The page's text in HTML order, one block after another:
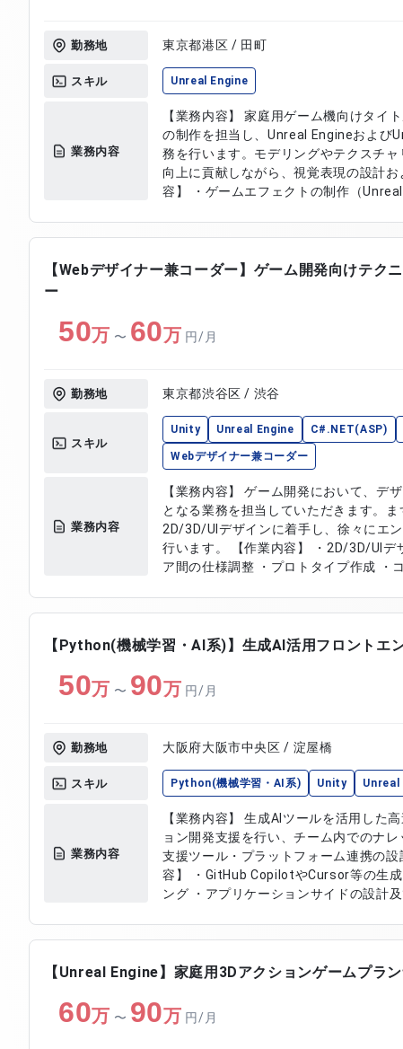
勤務地 東京都港区 / 田町
スキル Unreal Engine
業務内容
【業務内容】 家庭用ゲーム機向けタイ
の制作を担当し、Unreal Engineおよび
務を行います。モデリングやテクスチ
向上に貢献しながら、視覚表現の設計および
容】 ・ゲームエフェクトの制作（
【Webデザイナー兼コーダー】ゲーム開発向けテク
ー
50万 〜 60万 円/月
勤務地 東京都渋谷区 / 渋谷
スキル
Unity Unreal Engine C#.NET(ASP)
Webデザイナー兼コーダー
業務内容
【業務内容】 ゲーム開発において、デ
となる業務を担当していただきます。
2D/3D/UIデザインに着手し、徐々にエ
行います。 【作業内容】 ・2D/3D/UIデザイン制作 ・デザインとエンジニ
ア間の仕様調整 ・プロトタイプ作成 ・
【Python(機械学習・AI系)】生成AI活用フロントエ
50万 〜 90万 円/月
勤務地 大阪府大阪市中央区 / 淀屋橋
スキル Python(機械学習・AI系) Unity Unreal
業務内容
【業務内容】 生成AIツールを活用した
ョン開発支援を行い、チーム内でのナ
支援ツール・プラットフォーム連携の設計・
容】 ・GitHub CopilotやCursor等の生
ング ・アプリケーションサイドの設計
【Unreal Engine】家庭用3Dアクションゲームプラ
60万 〜 90万 円/月